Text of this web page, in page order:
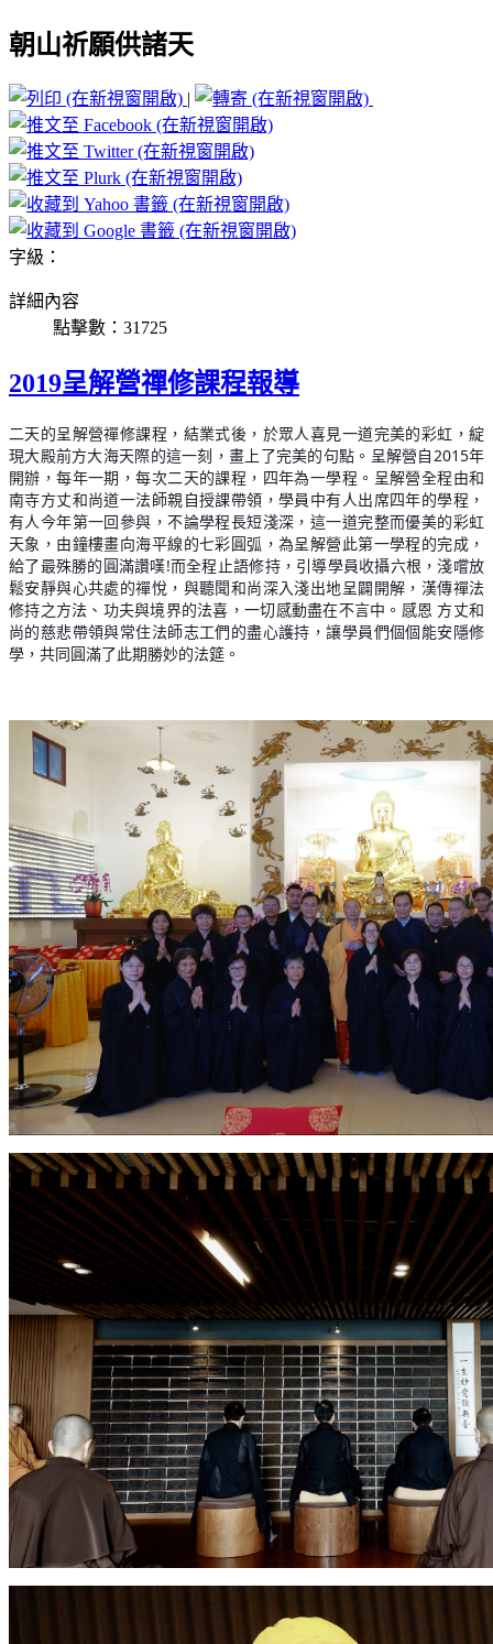
朝山祈願供諸天
|
字級：
詳細內容
點擊數：31725
2019呈解營禪修課程報導
二天的呈解營禪修課程，結業式後，於眾人喜見一道完美的彩虹，綻
現大殿前方大海天際的這一刻，畫上了完美的句點。呈解營自2015年
開辦，每年一期，每次二天的課程，四年為一學程。呈解營全程由和
南寺方丈和尚道一法師親自授課帶領，學員中有人出席四年的學程，
有人今年第一回參與，不論學程長短淺深，這一道完整而優美的彩虹
天象，由鐘樓畫向海平線的七彩圓弧，為呈解營此第一學程的完成，
給了最殊勝的圓滿讚嘆!而全程止語修持，引導學員收攝六根，淺嚐放
鬆安靜與心共處的禪悅，與聽聞和尚深入淺出地呈闢開解，漢傳禪法
修持之方法、功夫與境界的法喜，一切感動盡在不言中。感恩 方丈和
尚的慈悲帶領與常住法師志工們的盡心護持，讓學員們個個能安隱修
學，共同圓滿了此期勝妙的法筵。